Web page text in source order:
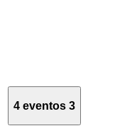
4 eventos 3